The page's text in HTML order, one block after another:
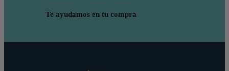
Te ayudamos en tu compra